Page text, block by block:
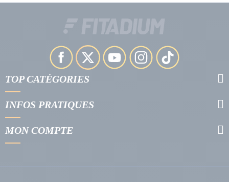
TOP CATÉGORIES
INFOS PRATIQUES
MON COMPTE